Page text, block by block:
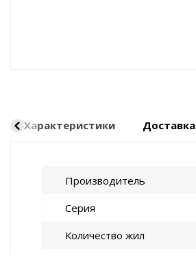
Характеристики Доставка
Производитель
Серия
Количество жил